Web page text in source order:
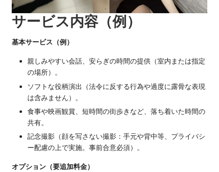
サービス内容（例）
基本サービス（例）
親しみやすい会話、安らぎの時間の提供（室内または指定
の場所）。
ソフトな役柄演出（法令に反する行為や過度に露骨な表現
は含みません）。
食事や映画観賞、短時間の街歩きなど、落ち着いた時間の
共有。
記念撮影（顔を写さない撮影：手元や背中等、プライバシ
ー配慮の上で実施。事前合意必須）。
オプション（要追加料金）